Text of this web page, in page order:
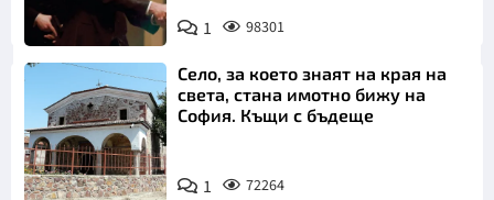
1 98301
Село, за което знаят на края на
света, стана имотно бижу на
София. Къщи с бъдеще
1 72264